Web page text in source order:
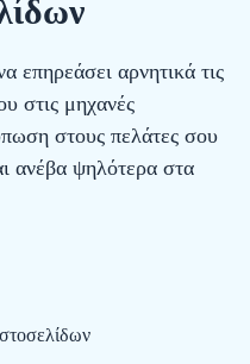
επηρεάσει αρνητικά τις
στις μηχανές
στους πελάτες σου
ανέβα ψηλότερα στα